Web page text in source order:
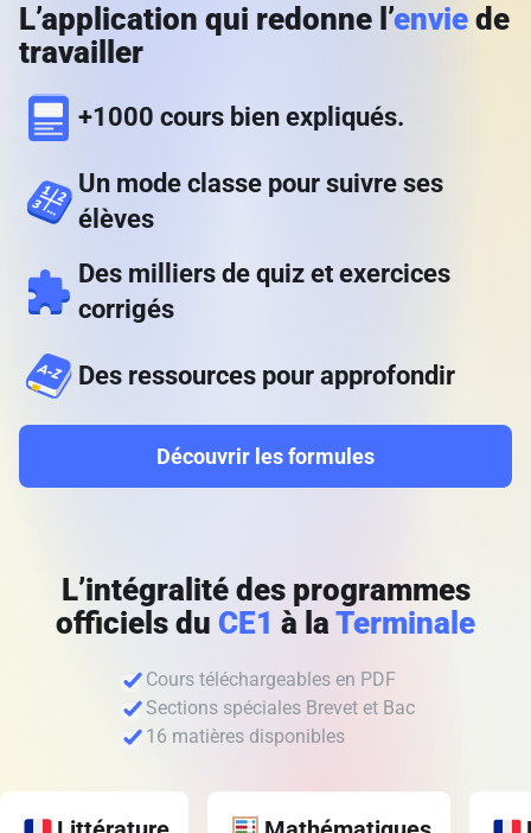
L’application qui redonne l’envie de
travailler
+1000 cours bien expliqués.
Un mode classe pour suivre ses
élèves
Des milliers de quiz et exercices
corrigés
Des ressources pour approfondir
Découvrir les formules
L’intégralité des programmes
officiels du CE1 à laTerminale
Cours téléchargeables en PDF
Sections spéciales Brevet et Bac
16 matières disponibles